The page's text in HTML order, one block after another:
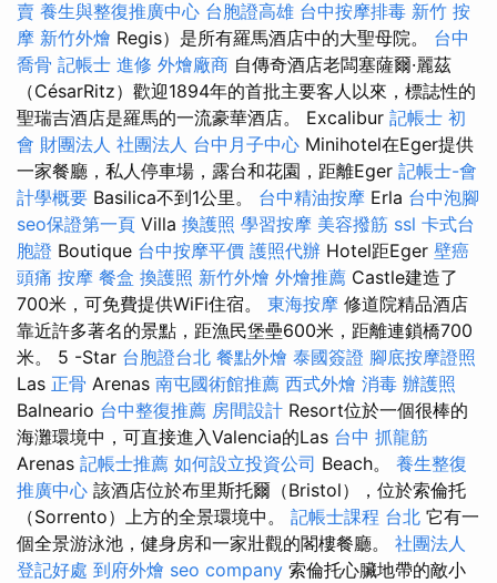
賣 養生與整復推廣中心 台胞證高雄 台中按摩排毒 新竹 按
摩 新竹外燴 Regis）是所有羅馬酒店中的大聖母院。 台中
喬骨 記帳士 進修 外燴廠商 自傳奇酒店老闆塞薩爾·麗茲
（CésarRitz）歡迎1894年的首批主要客人以來，標誌性的
聖瑞吉酒店是羅馬的一流豪華酒店。 Excalibur 記帳士 初
會 財團法人 社團法人 台中月子中心 Minihotel在Eger提供
一家餐廳，私人停車場，露台和花園，距離Eger 記帳士-會
計學概要 Basilica不到1公里。 台中精油按摩 Erla 台中泡腳
seo保證第一頁 Villa 換護照 學習按摩 美容撥筋 ssl 卡式台
胞證 Boutique 台中按摩平價 護照代辦 Hotel距Eger 壁癌
頭痛 按摩 餐盒 換護照 新竹外燴 外燴推薦 Castle建造了
700米，可免費提供WiFi住宿。 東海按摩 修道院精品酒店
靠近許多著名的景點，距漁民堡壘600米，距離連鎖橋700
米。 5 -Star 台胞證台北 餐點外燴 泰國簽證 腳底按摩證照
Las 正骨 Arenas 南屯國術館推薦 西式外燴 消毒 辦護照
Balneario 台中整復推薦 房間設計 Resort位於一個很棒的
海灘環境中，可直接進入Valencia的Las 台中 抓龍筋
Arenas 記帳士推薦 如何設立投資公司 Beach。 養生整復
推廣中心 該酒店位於布里斯托爾（Bristol），位於索倫托
（Sorrento）上方的全景環境中。 記帳士課程 台北 它有一
個全景游泳池，健身房和一家壯觀的閣樓餐廳。 社團法人
登記好處 到府外燴 seo company 索倫托心臟地帶的敵小